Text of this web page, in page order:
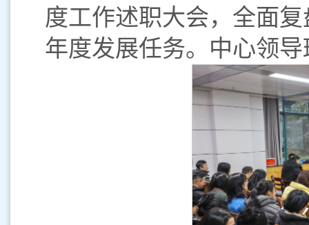
度工作述职大会，全面
年度发展任务。中心领